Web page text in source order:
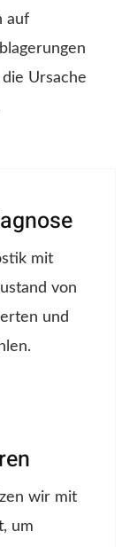
auf
Ursache
mit
von
und
wir mit
um